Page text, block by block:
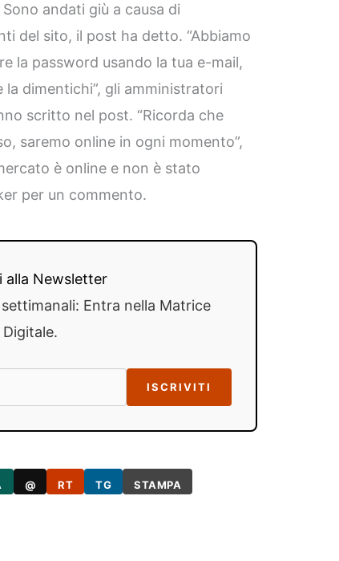
andati giù a causa di
del sito, il post ha detto. “Abbiamo
la password usando la tua e-mail,
dimentichi”, gli amministratori
scritto nel post. “Ricorda che
saremo online in ogni momento”,
è online e non è stato
per un commento.
alla Newsletter
Entra nella Matrice
Digitale.
ISCRIVITI
@ RT TG STAMPA